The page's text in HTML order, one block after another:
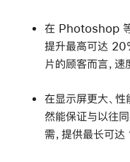
在 Photoshop 等
提升最高可达
片的顾客而言，
在显示屏更大、
然能保证与以往
需，提供最长可达